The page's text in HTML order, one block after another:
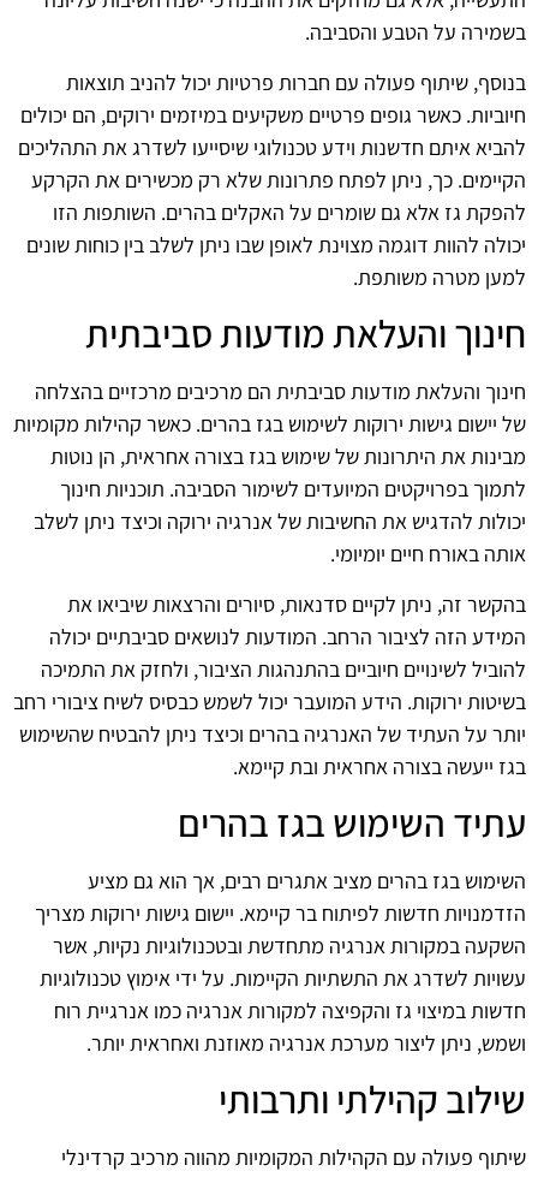
בשמירה על הטבע והסביבה.
בנוסף, שיתוף פעולה עם חברות פרטיות יכול להניב תוצאות
חיוביות. כאשר גופים פרטיים משקיעים במיזמים ירוקים, הם יכולים
להביא איתם חדשנות וידע טכנולוגי שיסייעו לשדרג את התהליכים
הקיימים. כך, ניתן לפתח פתרונות שלא רק מכשירים את הקרקע
להפקת גז אלא גם שומרים על האקלים בהרים. השותפות הזו
יכולה להוות דוגמה מצוינת לאופן שבו ניתן לשלב בין כוחות שונים
למען מטרה משותפת.
חינוך והעלאת מודעות סביבתית
חינוך והעלאת מודעות סביבתית הם מרכיבים מרכזיים בהצלחה
של יישום גישות ירוקות לשימוש בגז בהרים. כאשר קהילות מקומיות
מבינות את היתרונות של שימוש בגז בצורה אחראית, הן נוטות
לתמוך בפרויקטים המיועדים לשימור הסביבה. תוכניות חינוך
יכולות להדגיש את החשיבות של אנרגיה ירוקה וכיצד ניתן לשלב
אותה באורח חיים יומיומי.
בהקשר זה, ניתן לקיים סדנאות, סיורים והרצאות שיביאו את
המידע הזה לציבור הרחב. המודעות לנושאים סביבתיים יכולה
להוביל לשינויים חיוביים בהתנהגות הציבור, ולחזק את התמיכה
בשיטות ירוקות. הידע המועבר יכול לשמש כבסיס לשיח ציבורי רחב
יותר על העתיד של האנרגיה בהרים וכיצד ניתן להבטיח שהשימוש
בגז ייעשה בצורה אחראית ובת קיימא.
עתיד השימוש בגז בהרים
השימוש בגז בהרים מציב אתגרים רבים, אך הוא גם מציע
הזדמנויות חדשות לפיתוח בר קיימא. יישום גישות ירוקות מצריך
השקעה במקורות אנרגיה מתחדשת ובטכנולוגיות נקיות, אשר
עשויות לשדרג את התשתיות הקיימות. על ידי אימוץ טכנולוגיות
חדשות במיצוי גז והקפיצה למקורות אנרגיה כמו אנרגיית רוח
ושמש, ניתן ליצור מערכת אנרגיה מאוזנת ואחראית יותר.
שילוב קהילתי ותרבותי
שיתוף פעולה עם הקהילות המקומיות מהווה מרכיב קרדינלי